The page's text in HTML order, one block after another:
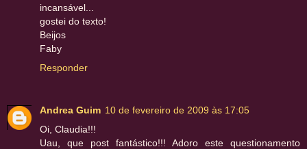
incansável...
gostei do texto!
Beijos
Faby
Responder
Andrea Guim 10 de fevereiro de 2009 às 17:05
Oi, Claudia!!!
Uau, que post fantástico!!! Adoro este questionamento